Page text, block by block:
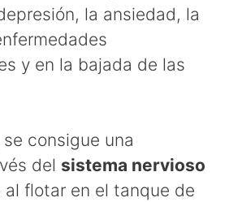
la ansiedad, la
y en la bajada de las
consigue una
del sistema nervioso
al flotar en el tanque de